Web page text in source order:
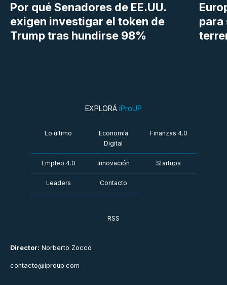
Por qué Senadores de EE.UU.
exigen investigar el token de
Trump tras hundirse 98%
para
Director: Norberto Zocco
contacto@iproup.com
EXPLORÁ iProUP
Lo último
Economía
Digital
Finanzas 4.0
Empleo 4.0 Innovación Startups
Leaders Contacto
RSS